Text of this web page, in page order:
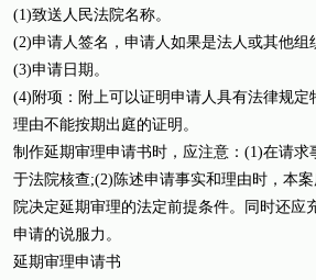
(1)致送人民法院名称。
(2)申请人签名，申请人如果是法人或其他组
(3)申请日期。
(4)附项：附上可以证明申请人具有法律规
理由不能按期出庭的证明。
制作延期审理申请书时，应注意：(1)在请
于法院核查;(2)陈述申请事实和理由时，本
院决定延期审理的法定前提条件。同时还
申请的说服力。
延期审理申请书